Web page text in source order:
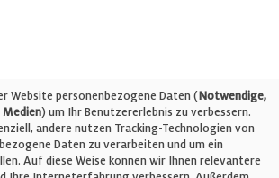
2585563-0
bau.eu
Website personenbezogene Daten (Notwendige,
) um Ihr Benutzererlebnis zu verbessern.
andere nutzen Tracking-Technologien von
Daten zu verarbeiten und um ein
Auf diese Weise können wir Ihnen relevantere